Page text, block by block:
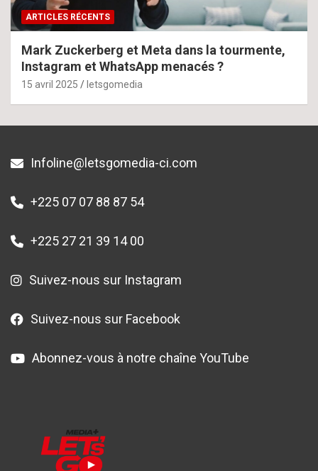
ARTICLES RÉCENTS
Mark Zuckerberg et Meta dans la tourmente,
Instagram et WhatsApp menacés ?
15 avril 2025 letsgomedia
Infoline@letsgomedia-ci.com
+225 07 07 88 87 54
+225 27 21 39 14 00
Suivez-nous sur Instagram
Suivez-nous sur Facebook
Abonnez-vous à notre chaîne YouTube